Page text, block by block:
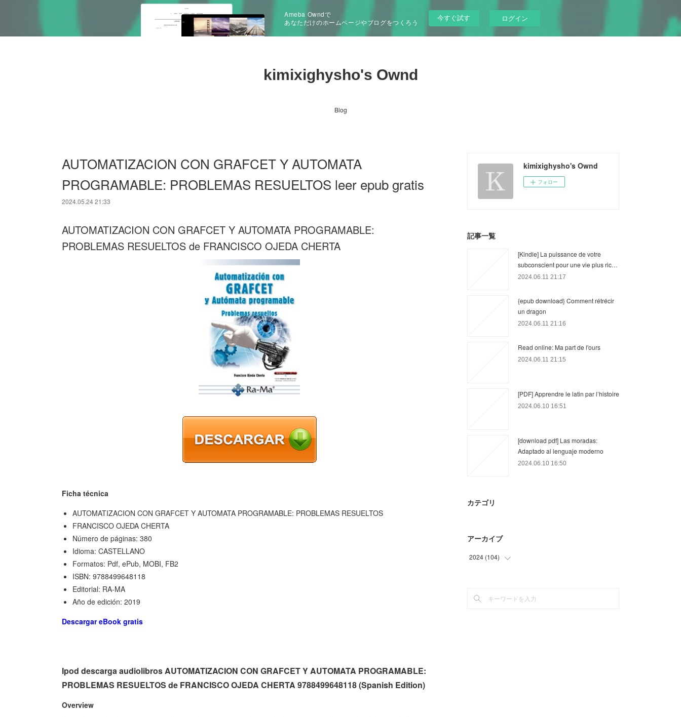
Ameba Owndで
あなただけのホームページやブログをつくろう
今すぐ試す ログイン
kimixighysho's Ownd
Blog
AUTOMATIZACION CON GRAFCET Y AUTOMATA
PROGRAMABLE: PROBLEMAS RESUELTOS leer epub gratis
2024.05.24 21:33
AUTOMATIZACION CON GRAFCET Y AUTOMATA PROGRAMABLE:
PROBLEMAS RESUELTOS de FRANCISCO OJEDA CHERTA
Ficha técnica
AUTOMATIZACION CON GRAFCET Y AUTOMATA PROGRAMABLE: PROBLEMAS RESUELTOS
FRANCISCO OJEDA CHERTA
Número de páginas: 380
Idioma: CASTELLANO
Formatos: Pdf, ePub, MOBI, FB2
ISBN: 9788499648118
Editorial: RA-MA
Año de edición: 2019
Descargar eBook gratis
Ipod descarga audiolibros AUTOMATIZACION CON GRAFCET Y AUTOMATA PROGRAMABLE:
PROBLEMAS RESUELTOS de FRANCISCO OJEDA CHERTA 9788499648118 (Spanish Edition)
Overview
kimixighysho's Ownd
フォロー
記事一覧
[Kindle] La puissance de votre
subconscient pour une vie plus ric…
2024.06.11 21:17
{epub download} Comment rétrécir
un dragon
2024.06.11 21:16
Read online: Ma part de l'ours
2024.06.11 21:15
[PDF] Apprendre le latin par l’histoire
2024.06.10 16:51
[download pdf] Las moradas:
Adaptado al lenguaje moderno
2024.06.10 16:50
カテゴリ
アーカイブ
2024 (104)